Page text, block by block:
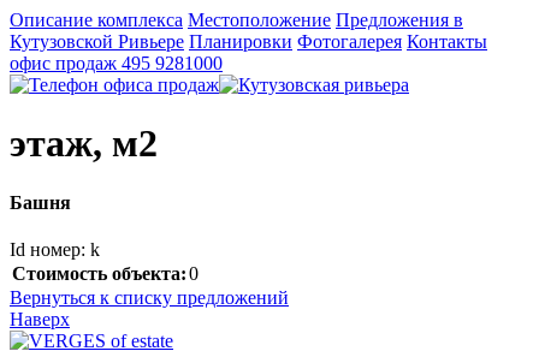
Описание комплекса Местоположение Предложения в
Кутузовской Ривьере Планировки Фотогалерея Контакты
офис продаж 495 9281000
этаж, м2
Башня
Id номер: k
Стоимость объекта:0
Вернуться к списку предложений
Наверх